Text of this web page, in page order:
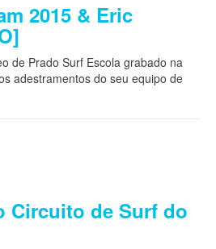
2015 & Eric
de Prado Surf Escola grabado na
adestramentos do seu equipo de
Circuito de Surf do